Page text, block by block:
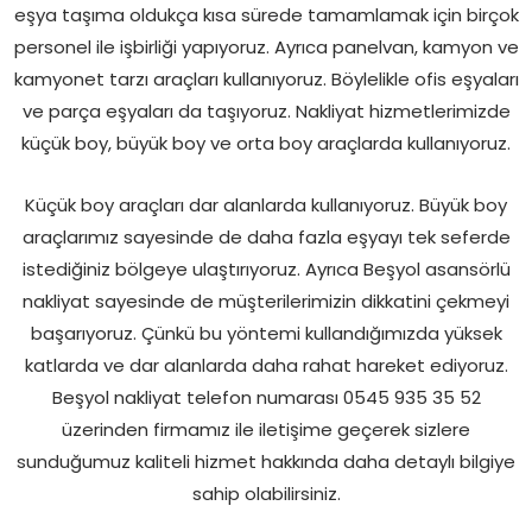
eşya taşıma oldukça kısa sürede tamamlamak için birçok
personel ile işbirliği yapıyoruz. Ayrıca panelvan, kamyon ve
kamyonet tarzı araçları kullanıyoruz. Böylelikle ofis eşyaları
ve parça eşyaları da taşıyoruz. Nakliyat hizmetlerimizde
küçük boy, büyük boy ve orta boy araçlarda kullanıyoruz.
Küçük boy araçları dar alanlarda kullanıyoruz. Büyük boy
araçlarımız sayesinde de daha fazla eşyayı tek seferde
istediğiniz bölgeye ulaştırıyoruz. Ayrıca Beşyol asansörlü
nakliyat sayesinde de müşterilerimizin dikkatini çekmeyi
başarıyoruz. Çünkü bu yöntemi kullandığımızda yüksek
katlarda ve dar alanlarda daha rahat hareket ediyoruz.
Beşyol nakliyat telefon numarası 0545 935 35 52
üzerinden firmamız ile iletişime geçerek sizlere
sunduğumuz kaliteli hizmet hakkında daha detaylı bilgiye
sahip olabilirsiniz.